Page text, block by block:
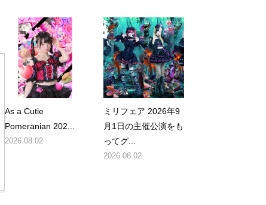
As a Cutie
Pomeranian 202...
2026.08.02
ミリフェア 2026年9
月1日の主催公演をも
ってグ...
2026.08.02